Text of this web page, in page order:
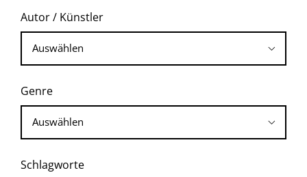
Autor / Künstler
Genre
Schlagworte